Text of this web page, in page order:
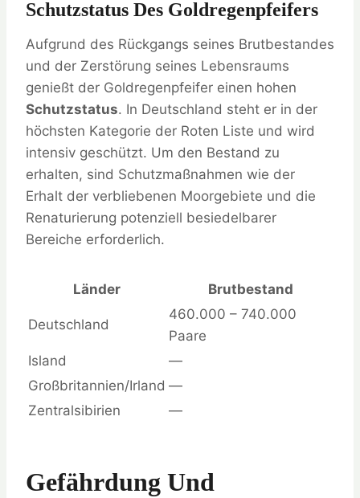
Schutzstatus Des Goldregenpfeifers
Aufgrund des Rückgangs seines Brutbestandes
und der Zerstörung seines Lebensraums
genießt der Goldregenpfeifer einen hohen
Schutzstatus. In Deutschland steht er in der
höchsten Kategorie der Roten Liste und wird
intensiv geschützt. Um den Bestand zu
erhalten, sind Schutzmaßnahmen wie der
Erhalt der verbliebenen Moorgebiete und die
Renaturierung potenziell besiedelbarer
Bereiche erforderlich.
Länder Brutbestand
Deutschland
460.000 – 740.000
Paare
Island
—
Großbritannien/Irland —
Zentralsibirien
—
Gefährdung Und